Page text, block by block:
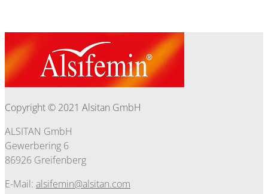
Copyright © 2021 Alsitan GmbH
ALSITAN GmbH
Gewerbering 6
86926 Greifenberg
E-Mail: alsifemin@alsitan.com